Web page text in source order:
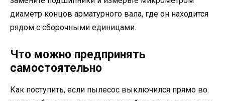
диаметр концов арматурного вала, где он находится
рядом с сборочными единицами.
Что можно предпринять
самостоятельно
Как поступить, если пылесос выключился прямо во